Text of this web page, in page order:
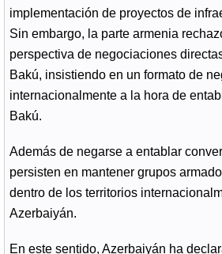
implementación de proyectos de
Sin embargo, la parte armenia
perspectiva de negociaciones
Bakú, insistiendo en un formato de
internacionalmente a la hora de
Bakú.
Además de negarse a entablar
persisten en mantener grupos
dentro de los territorios
Azerbaiyán.
En este sentido, Azerbaiyán ha